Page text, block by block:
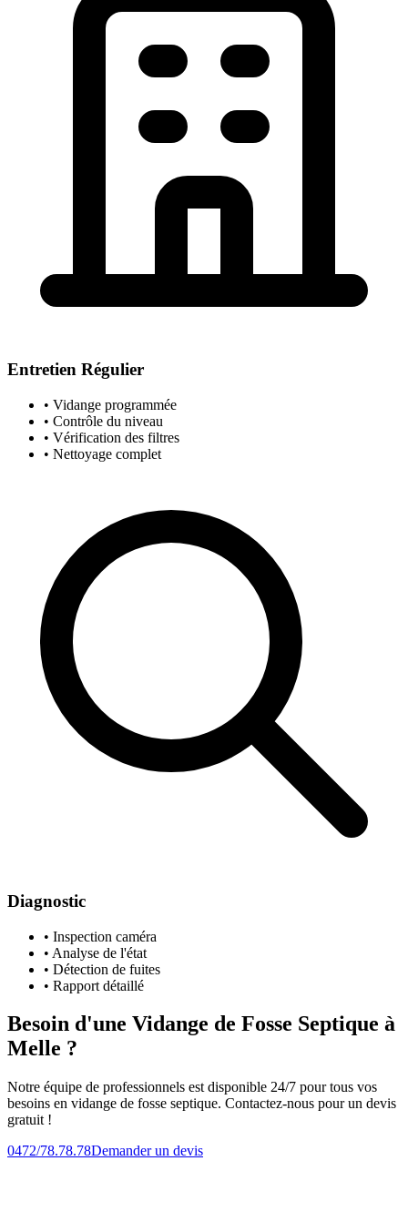
Entretien Régulier
• Vidange programmée
• Contrôle du niveau
• Vérification des filtres
• Nettoyage complet
Diagnostic
• Inspection caméra
• Analyse de l'état
• Détection de fuites
• Rapport détaillé
Besoin d'une Vidange de Fosse Septique à
Melle ?
Notre équipe de professionnels est disponible 24/7 pour tous vos
besoins en vidange de fosse septique. Contactez-nous pour un devis
gratuit !
0472/78.78.78Demander un devis